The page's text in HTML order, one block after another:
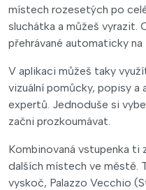
místech rozesetých po
sluchátka a můžeš vyrazit.
přehrávané automaticky
V aplikaci můžeš taky
vizuální pomůcky, popisy
expertů. Jednoduše si
začni prozkoumávat.
Kombinovaná vstupenka ti
dalších místech ve městě.
vyskoč, Palazzo Vecchio